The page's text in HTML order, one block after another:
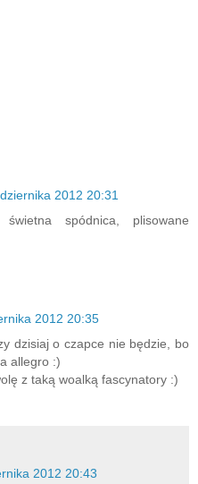
2012 20:31
spódnica, plisowane
2012 20:35
dzisiaj o czapce nie będzie, bo
allegro :)
z taką woalką fascynatory :)
2012 20:43